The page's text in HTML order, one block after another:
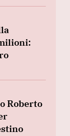
Roberto